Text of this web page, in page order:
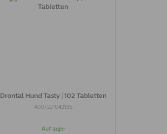
Drontal Hund Tasty | 102 Tabletten
4007221042136
Auf lager